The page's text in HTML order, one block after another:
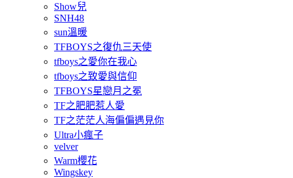
Show兒
SNH48
sun溫暖
TFBOYS之復仇三天使
tfboys之愛你在我心
tfboys之致愛與信仰
TFBOYS星戀月之冕
TF之肥肥惹人愛
TF之茫茫人海偏偏遇見你
Ultra小瘋子
velver
Warm櫻花
Wingskey